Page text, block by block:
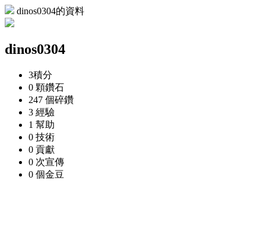
dinos0304的資料
dinos0304
3積分
0 顆鑽石
247 個碎鑽
3 經驗
1 幫助
0 技術
0 貢獻
0 次宣傳
0 個金豆